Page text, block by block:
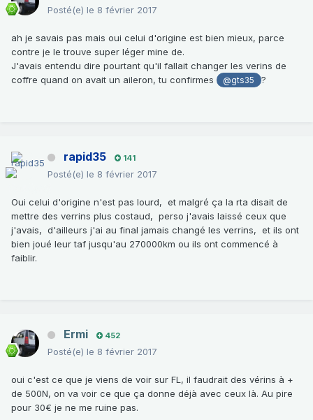
Posté(e) le 8 février 2017
ah je savais pas mais oui celui d'origine est bien mieux, parce
contre je le trouve super léger mine de.
J'avais entendu dire pourtant qu'il fallait changer les verins de
coffre quand on avait un aileron, tu confirmes
@gts35 ?
rapid35 141
Posté(e) le 8 février 2017
Oui celui d'origine n'est pas lourd, et malgré ça la rta disait de
mettre des verrins plus costaud, perso j'avais laissé ceux que
j'avais, d'ailleurs j'ai au final jamais changé les verrins, et ils ont
bien joué leur taf jusqu'au 270000km ou ils ont commencé à
faiblir.
Ermi 452
Posté(e) le 8 février 2017
oui c'est ce que je viens de voir sur FL, il faudrait des vérins à +
de 500N, on va voir ce que ça donne déjà avec ceux là. Au pire
pour 30€ je ne me ruine pas.